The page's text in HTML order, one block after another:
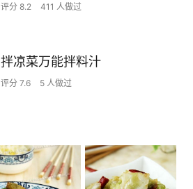
评分 8.2 411 人做过
拌凉菜万能拌料汁
评分 7.6 5 人做过